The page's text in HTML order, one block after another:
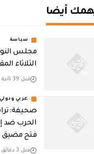
أيضا
سياسة
مجلس
الثلاثاء
قبل 39 ثانية
عربي ودولي
صحيفة:
الحرب ضد
فتح مضيق
قبل 3 دقائق